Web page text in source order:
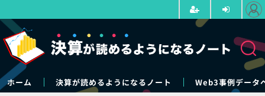
ホーム 決算が読めるようになるノート Web3事例データ